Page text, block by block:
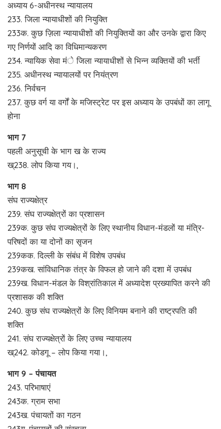
अध्याय 6-अधीनस्थ न्यायालय
233. जिला न्यायाधीशों की नियुक्ति
233क. कुछ ज़िला न्यायाधीशों की नियुक्तियों का और उनके द्वारा किए
गए निर्णयों आदि का विधिमान्यकरण
234. न्यायिक सेवा मंे जिला न्यायाधीशों से भिन्न व्यक्तियों की भर्ती
235. अधीनस्थ न्यायालयों पर नियंत्रण
236. निर्वचन
237. कुछ वर्ग या वर्गों के मजिस्ट्रेट पर इस अध्याय के उपबंधों का लागू
होना
भाग 7
पहली अनुसूची के भाग ख के राज्य
ख्238. लोप किया गय।,
भाग 8
संघ राज्यक्षेत्र
239. संघ राज्यक्षेत्रों का प्रशासन
239क. कुछ संघ राज्यक्षेत्रों के लिए स्थानीय विधान-मंडलों या मंत्रि-
परिषदों का या दोनों का सृजन
239कक. दिल्ली के संबंध में विशेष उपबंध
239कख. सांविधानिक तंत्र के विफल हो जाने की दशा में उपबंध
239ख. विधान-मंडल के विश्रांतिकाल में अध्यादेश प्रख्यापित करने की
प्रशासक की शक्ति
240. कुछ संघ राज्यक्षेत्रों के लिए विनियम बनाने की राष्ट्रपति की
शक्ति
241. संघ राज्यक्षेत्रों के लिए उच्च न्यायालय
ख्242. कोडगू – लोप किया गया।,
भाग 9 – पंचायत
243. परिभाषाएं
243क. ग्राम सभा
243ख. पंचायतों का गठन